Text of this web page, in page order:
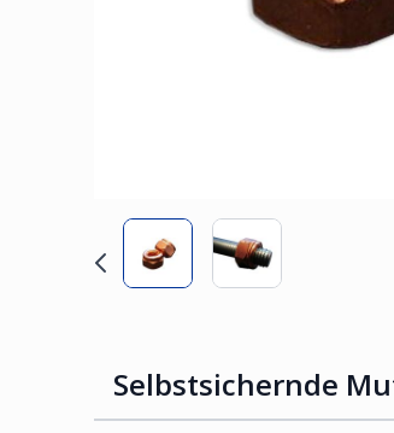
Selbstsichernde